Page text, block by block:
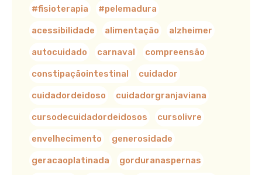
#fisioterapia #pelemadura
acessibilidade alimentação alzheimer
autocuidado carnaval compreensão
constipaçãointestinal cuidador
cuidadordeidoso cuidadorgranjaviana
cursodecuidadordeidosos cursolivre
envelhecimento generosidade
geracaoplatinada gorduranaspernas